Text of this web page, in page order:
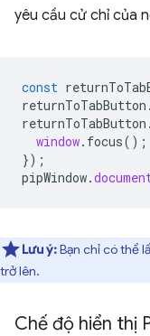
yêu cầu cử chỉ của
const
returnToTabButton .
returnToTabButton .
window. focus();
});
pipWindow.
Lưu ý:Bạn chỉ có thể
trở lên.
Chế độ hiển thị